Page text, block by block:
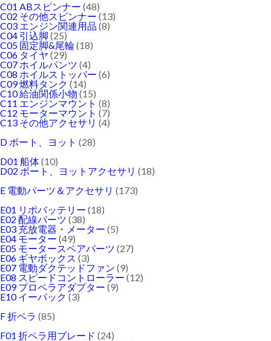
C01 ABスピンナー (48)
C02 その他スピンナー (13)
C03 エンジン関連用品 (8)
C04 引込脚 (25)
C05 固定脚&尾輪(18)
C06 タイヤ (29)
C07 ホイルパンツ (4)
C08 ホイルストッパー (6)
C09 燃料タンク (14)
C10 給油関係小物 (15)
C11 エンジンマウント (8)
C12 モーターマウント (7)
C13 その他アクセサリ (4)
D ボート、ヨット (28)
D01 船体(10)
D02 ボート、ヨットアクセサリ (18)
E 電動パーツ＆アクセサリ (173)
E01 リポバッテリー (18)
E02 配線パーツ (38)
E03 充放電器・メーター (5)
E04 モーター (49)
E05 モータースペアパーツ (27)
E06 ギヤボックス (3)
E07 電動ダクテッドファン (9)
E08 スピードコントローラー (12)
E09 プロペラアダプター (9)
E10 イーパック (3)
F 折ペラ (85)
F01 折ペラ用ブレード (24)